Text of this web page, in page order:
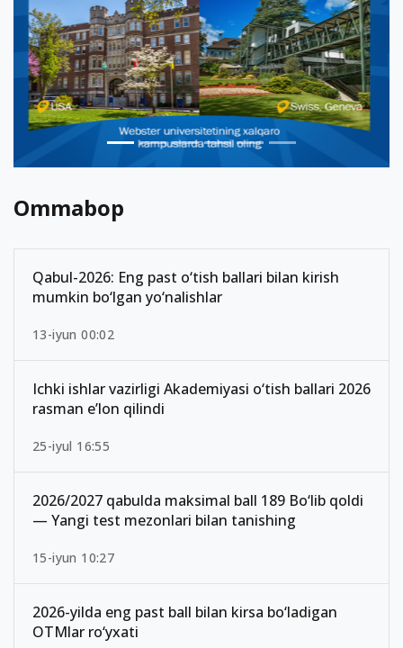
Ommabop
Qabul-2026: Eng past o‘tish ballari bilan kirish
mumkin bo‘lgan yo‘nalishlar
13-iyun 00:02
Ichki ishlar vazirligi Akademiyasi o‘tish ballari 2026
rasman e’lon qilindi
25-iyul 16:55
2026/2027 qabulda maksimal ball 189 Bo‘lib qoldi
— Yangi test mezonlari bilan tanishing
15-iyun 10:27
2026-yilda eng past ball bilan kirsa bo‘ladigan
OTMlar ro‘yxati